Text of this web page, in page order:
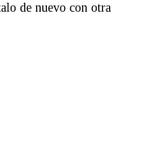
de nuevo con otra